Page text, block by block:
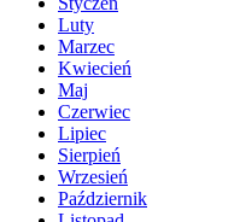
Luty
Marzec
Kwiecień
Maj
Czerwiec
Lipiec
Sierpień
Wrzesień
Październik